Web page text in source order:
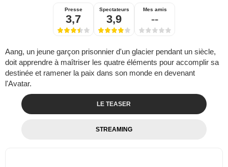
Presse
3,7
Spectateurs
3,9
Mes amis
--
Aang, un jeune garçon prisonnier d'un glacier pendant un siècle,
doit apprendre à maîtriser les quatre éléments pour accomplir sa
destinée et ramener la paix dans son monde en devenant
l'Avatar.
LE TEASER
STREAMING